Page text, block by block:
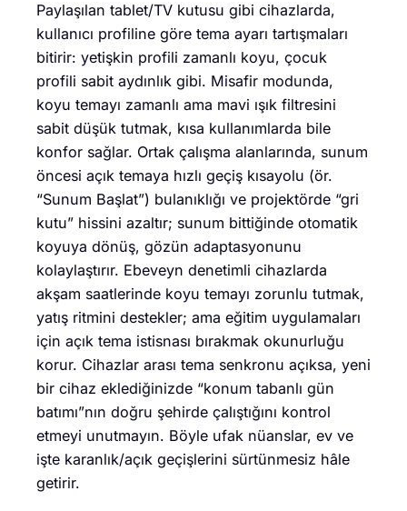
Paylaşılan tablet/TV kutusu gibi cihazlarda,
kullanıcı profiline göre tema ayarı tartışmaları
bitirir: yetişkin profili zamanlı koyu, çocuk
profili sabit aydınlık gibi. Misafir modunda,
koyu temayı zamanlı ama mavi ışık filtresini
sabit düşük tutmak, kısa kullanımlarda bile
konfor sağlar. Ortak çalışma alanlarında, sunum
öncesi açık temaya hızlı geçiş kısayolu (ör.
“Sunum Başlat”) bulanıklığı ve projektörde “gri
kutu” hissini azaltır; sunum bittiğinde otomatik
koyuya dönüş, gözün adaptasyonunu
kolaylaştırır. Ebeveyn denetimli cihazlarda
akşam saatlerinde koyu temayı zorunlu tutmak,
yatış ritmini destekler; ama eğitim uygulamaları
için açık tema istisnası bırakmak okunurluğu
korur. Cihazlar arası tema senkronu açıksa, yeni
bir cihaz eklediğinizde “konum tabanlı gün
batımı”nın doğru şehirde çalıştığını kontrol
etmeyi unutmayın. Böyle ufak nüanslar, ev ve
işte karanlık/açık geçişlerini sürtünmesiz hâle
getirir.